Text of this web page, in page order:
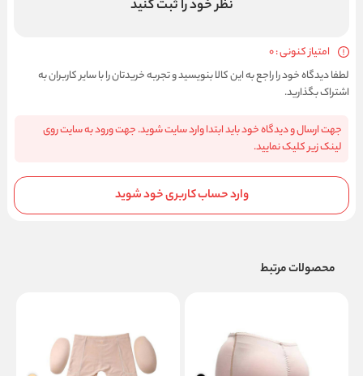
نظر خود را ثبت کنید
امتیاز کنونی : 0
لطفا دیدگاه خود را راجع به این کالا بنویسید و تجربه خریدتان را با سایر کاربران به
اشتراک بگذارید.
جهت ارسال و دیدگاه خود باید ابتدا وارد سایت شوید. جهت ورود به سایت روی
لینک زیر کلیک نمایید.
وارد حساب کاربری خود شوید
محصولات مرتبط